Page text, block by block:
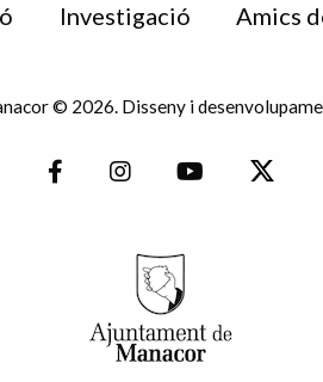
Investigació Amics
© 2026. Disseny i